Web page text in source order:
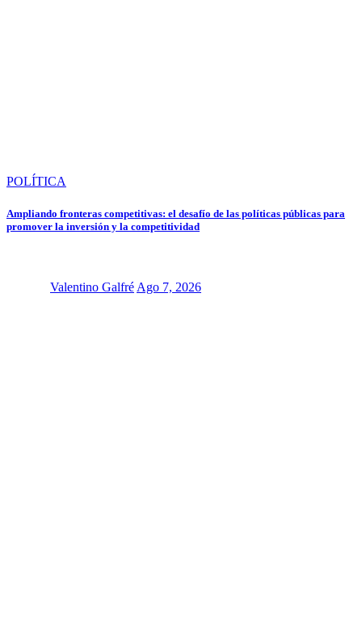
POLÍTICA
Ampliando fronteras competitivas: el desafío de las políticas públicas para
promover la inversión y la competitividad
Valentino Galfré Ago 7, 2026